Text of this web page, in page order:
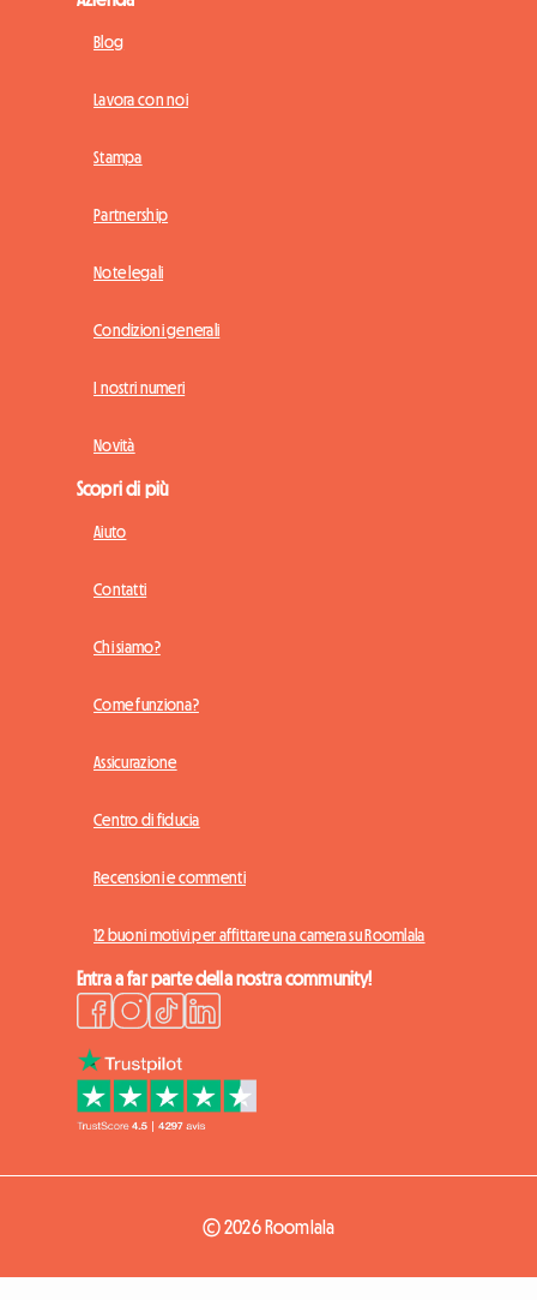
Blog
Lavora con noi
Stampa
Partnership
Note legali
Condizioni generali
I nostri numeri
Novità
Scopri di più
Aiuto
Contatti
Chi siamo?
Come funziona?
Assicurazione
Centro di fiducia
Recensioni e commenti
12 buoni motivi per affittare una camera su Roomlala
Entra a far parte della nostra community!
© 2026 Roomlala